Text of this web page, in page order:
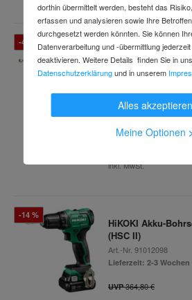
-46 %
HiKOKI Bohr-&
DH28PEC
Art.-Nr.89504747
inkl. MwSt.
-14 %
HiKOKI Akku-
(HSC II)
Art.-Nr. 91012098
Lieferzeit: 2-3 Wochen
UVP364,80 €
dorthin übermittelt werden, besteht das
erfassen und analysieren sowie Ihre
durchgesetzt werden könnten. Sie können
Datenverarbeitung und -übermittlung
deaktivieren. Weitere Details finden Sie in
Datenschutzerklärungund in unserem
Alles akzeptieren
Meine Optionen